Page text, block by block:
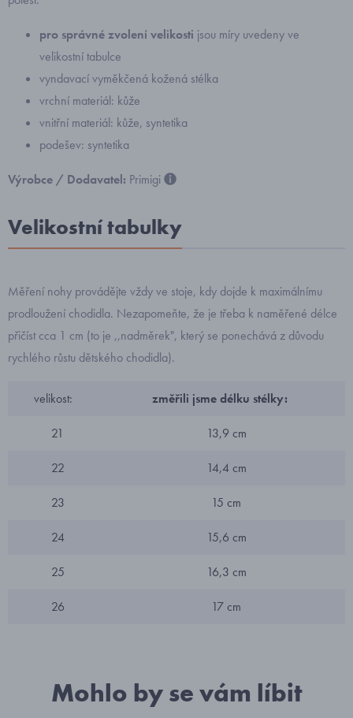
pro správné zvolení velikosti jsou míry uvedeny ve
velikostní tabulce
vyndavací vyměkčená kožená stélka
vrchní materiál: kůže
vnitřní materiál: kůže, syntetika
podešev: syntetika
Výrobce / Dodavatel: Primigi
Velikostní tabulky
Měření nohy provádějte vždy ve stoje, kdy dojde k maximálnímu
prodloužení chodidla. Nezapomeňte, že je třeba k naměřené délce
přičíst cca 1 cm (to je ,,nadměrek", který se ponechává z důvodu
rychlého růstu dětského chodidla).
velikost: změřili jsme délku stélky:
21 13,9 cm
22 14,4 cm
23 15 cm
24 15,6 cm
25 16,3 cm
26 17 cm
Mohlo by se vám líbit